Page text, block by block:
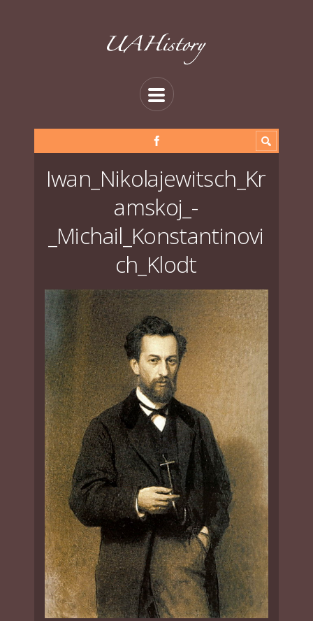
Iwan_Nikolajewitsch_Kr
amskoj_-
_Michail_Konstantinovi
ch_Klodt